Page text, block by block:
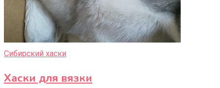
Сибирский хаски
Хаски для вязки